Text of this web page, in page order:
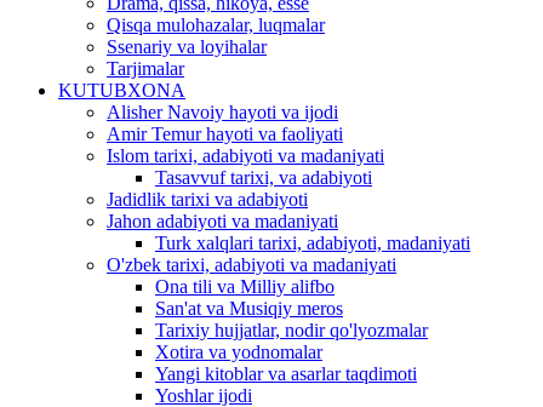
Qisqa mulohazalar, luqmalar
Ssenariy va loyihalar
Tarjimalar
KUTUBXONA
Alisher Navoiy hayoti va ijodi
Amir Temur hayoti va faoliyati
Islom tarixi, adabiyoti va madaniyati
Tasavvuf tarixi, va adabiyoti
Jadidlik tarixi va adabiyoti
Jahon adabiyoti va madaniyati
Turk xalqlari tarixi, adabiyoti, madaniyati
O'zbek tarixi, adabiyoti va madaniyati
Ona tili va Milliy alifbo
San'at va Musiqiy meros
Tarixiy hujjatlar, nodir qo'lyozmalar
Xotira va yodnomalar
Yangi kitoblar va asarlar taqdimoti
Yoshlar ijodi